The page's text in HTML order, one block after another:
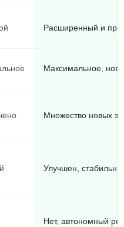
Расширенный и
Максимальное,
Множество новых
Улучшен,
Нет, автономный